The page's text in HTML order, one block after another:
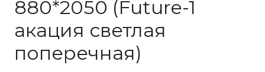
880*2050 (Future-1
акация светлая
поперечная)